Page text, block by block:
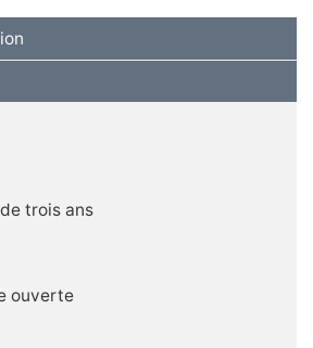
trois ans
ouverte